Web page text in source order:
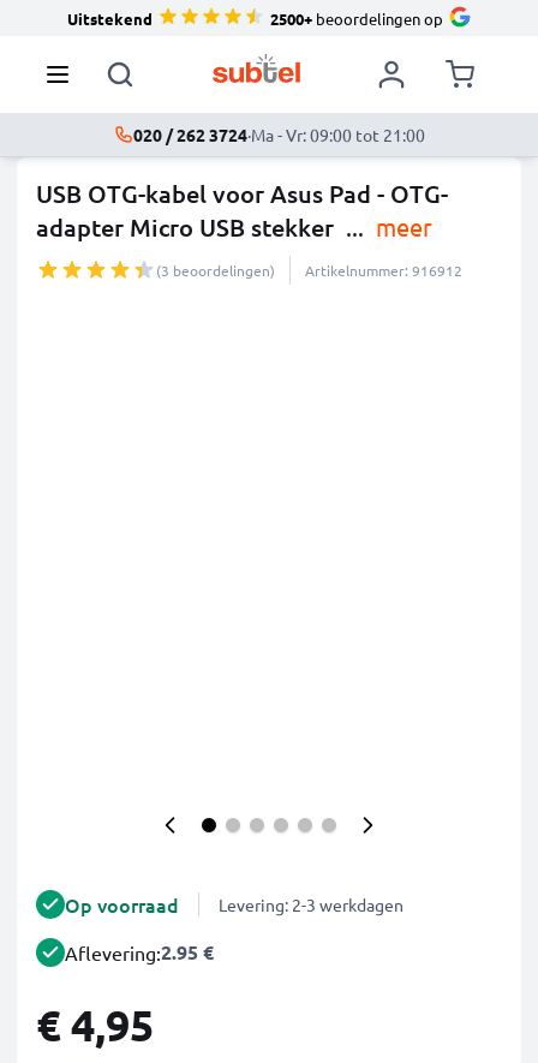
Uitstekend 2500+beoordelingen op
020 / 262 3724·Ma - Vr: 09:00 tot 21:00
USB OTG-kabel voor Asus Pad - OTG-
adapter Micro USB stekker ... meer
(3 beoordelingen) Artikelnummer: 916912
Op voorraad Levering: 2-3 werkdagen
Aflevering:2.95 €
€ 4,95